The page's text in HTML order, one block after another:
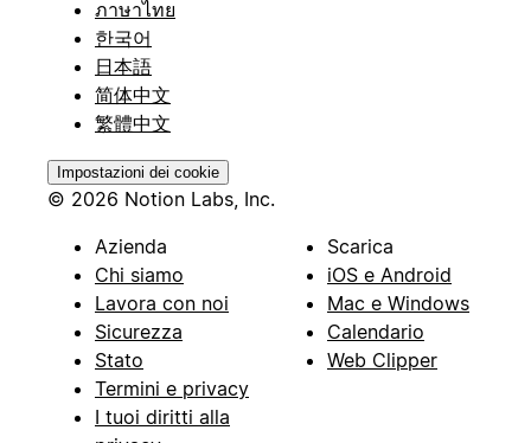
ภาษาไทย
한국어
日本語
简体中文
繁體中文
Impostazioni dei cookie
© 2026 Notion Labs, Inc.
Azienda
Chi siamo
Lavora con noi
Sicurezza
Stato
Termini e privacy
I tuoi diritti alla
Scarica
iOS e Android
Mac e Windows
Calendario
Web Clipper